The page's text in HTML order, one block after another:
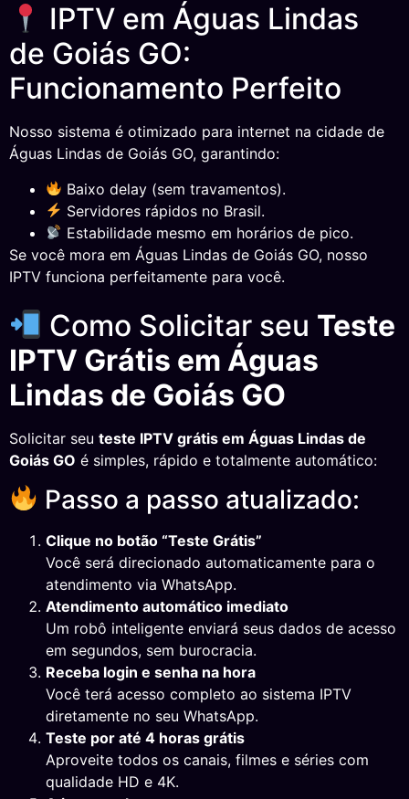
IPTV em Águas Lindas
de Goiás GO:
Funcionamento Perfeito
Nosso sistema é otimizado para internet na cidade de
Águas Lindas de Goiás GO, garantindo:
Baixo delay (sem travamentos).
Servidores rápidos no Brasil.
Estabilidade mesmo em horários de pico.
Se você mora em Águas Lindas de Goiás GO, nosso
IPTV funciona perfeitamente para você.
Como Solicitar seu Teste
IPTV Grátis em Águas
Lindas de Goiás GO
Solicitar seu teste IPTV grátis em Águas Lindas de
Goiás GO é simples, rápido e totalmente automático:
Passo a passo atualizado:
Clique no botão “Teste Grátis”
Você será direcionado automaticamente para o
atendimento via WhatsApp.
Atendimento automático imediato
Um robô inteligente enviará seus dados de acesso
em segundos, sem burocracia.
Receba login e senha na hora
Você terá acesso completo ao sistema IPTV
diretamente no seu WhatsApp.
Teste por até 4 horas grátis
Aproveite todos os canais, filmes e séries com
qualidade HD e 4K.